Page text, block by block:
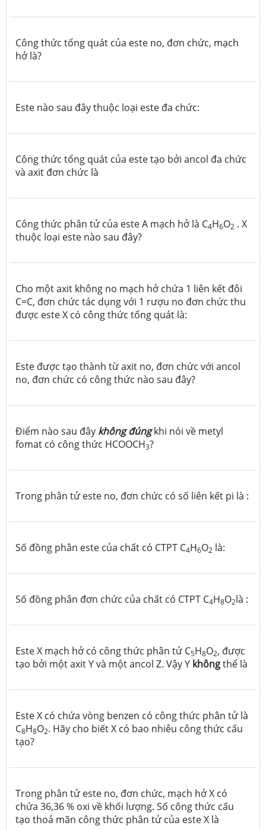
Công thức tổng quát của este no, đơn chức, mạch
hở là?
Este nào sau đây thuộc loại este đa chức:
Công thức tổng quát của este tạo bởi ancol đa chức
và axit đơn chức là
Công thức phân tử của este A mạch hở là C4H6O2 . X
thuộc loại este nào sau đây?
Cho một axit không no mạch hở chứa 1 liên kết đôi
C=C, đơn chức tác dụng với 1 rượu no đơn chức thu
được este X có công thức tổng quát là:
Este được tạo thành từ axit no, đơn chức với ancol
no, đơn chức có công thức nào sau đây?
Điểm nào sau đây không đúngkhi nói về metyl
fomat có công thức HCOOCH3?
Trong phân tử este no, đơn chức có số liên kết pi là :
Số đồng phân este của chất có CTPT C4H6O2 là:
Số đồng phân đơn chức của chất có CTPT C4H8O2là :
Este X mạch hở có công thức phân tử C5H8O2, được
tạo bởi một axit Y và một ancol Z. Vậy Y khôngthể là
Este X có chứa vòng benzen có công thức phân tử là
C8H8O2. Hãy cho biết X có bao nhiêu công thức cấu
tạo?
Trong phân tử este no, đơn chức, mạch hở X có
chứa 36,36 % oxi về khối lượng. Số công thức cấu
tạo thoả mãn công thức phân tử của este X là